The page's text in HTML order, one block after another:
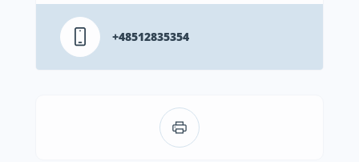
+48512835354